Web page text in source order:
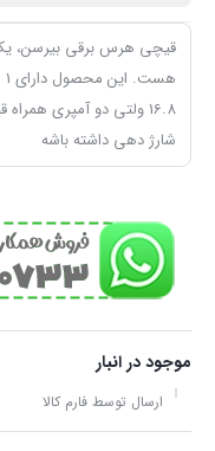
قیچی هرس برقی بیرسن،
شارژ دهی داشته باشه
موجود در انبار
ارسال توسط فارم کالا